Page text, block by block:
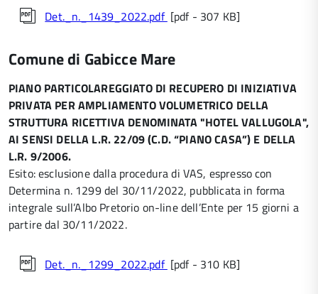
Det._n._1439_2022.pdf [pdf - 307 KB]
Comune di Gabicce Mare
PIANO PARTICOLAREGGIATO DI RECUPERO DI INIZIATIVA
PRIVATA PER AMPLIAMENTO VOLUMETRICO DELLA
STRUTTURA RICETTIVA DENOMINATA "HOTEL VALLUGOLA",
AI SENSI DELLA L.R. 22/09 (C.D. “PIANO CASA”) E DELLA
L.R. 9/2006.
Esito: esclusione dalla procedura di VAS, espresso con
Determina n. 1299 del 30/11/2022, pubblicata in forma
integrale sull’Albo Pretorio on-line dell’Ente per 15 giorni a
partire dal 30/11/2022.
Det._n._1299_2022.pdf [pdf - 310 KB]